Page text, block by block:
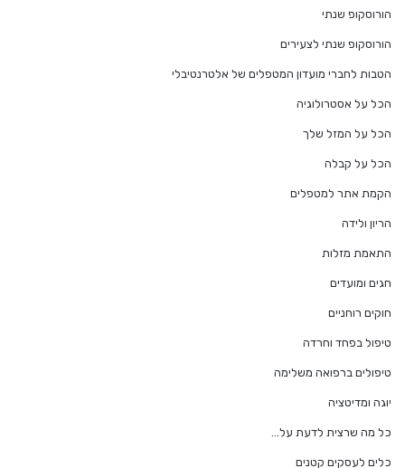
הורוסקופ שנתי
הורוסקופ שנתי לצעירים
הטבות לחברי מועדון המטפלים של אלטרנטיבלי
הכל על אסטרולוגיה
הכל על המזל שלך
הכל על קבלה
הקמת אתר למטפלים
הריון ולידה
התאמת מזלות
חגים ומועדים
חוקים רוחניים
טיפול בפחד וחרדה
טיפולים ברפואה משלימה
יוגה ומדיטציה
כל מה שרצית לדעת על…
כלים לעסקים קטנים